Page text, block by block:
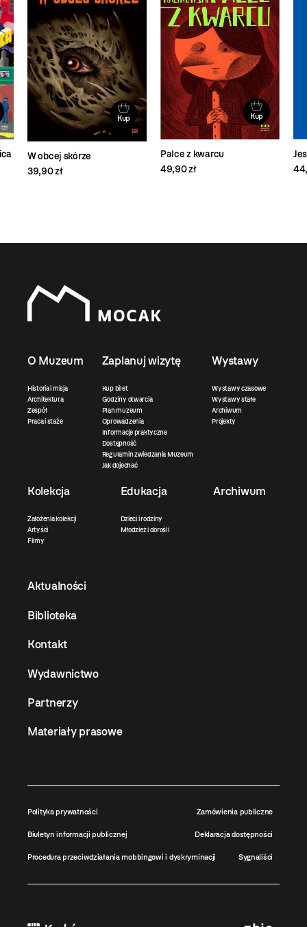
Kup
W obcej skórze
39,90 zł
Kup
Palce z kwarcu
49,90 zł
O Muzeum
Historia i misja
Architektura
Zespół
Praca i staże
Zaplanuj wizytę
Kup bilet
Godziny otwarcia
Plan muzeum
Oprowadzenia
Informacje praktyczne
Dostępność
Regulamin zwiedzania Muzeum
Jak dojechać
Wystawy
Wystawy czasowe
Wystawy stałe
Archiwum
Projekty
Kolekcja
Założenia kolekcji
Artyści
Filmy
Edukacja
Dzieci i rodziny
Młodzież i dorośli
Archiwum
Aktualności
Biblioteka
Kontakt
Wydawnictwo
Partnerzy
Materiały prasowe
Polityka prywatności Zamówienia publiczne
Biuletyn informacji publicznej Deklaracja dostępności
Procedura przeciwdziałania mobbingowi i dyskryminacji Sygnaliści